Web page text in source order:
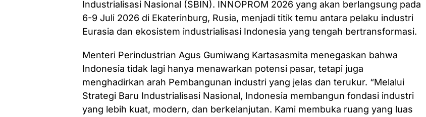
Industrialisasi Nasional (SBIN). INNOPROM 2026 yang akan berlangsung pada
6-9 Juli 2026 di Ekaterinburg, Rusia, menjadi titik temu antara pelaku industri
Eurasia dan ekosistem industrialisasi Indonesia yang tengah bertransformasi.
Menteri Perindustrian Agus Gumiwang Kartasasmita menegaskan bahwa
Indonesia tidak lagi hanya menawarkan potensi pasar, tetapi juga
menghadirkan arah Pembangunan industri yang jelas dan terukur. “Melalui
Strategi Baru Industrialisasi Nasional, Indonesia membangun fondasi industri
yang lebih kuat, modern, dan berkelanjutan. Kami membuka ruang yang luas